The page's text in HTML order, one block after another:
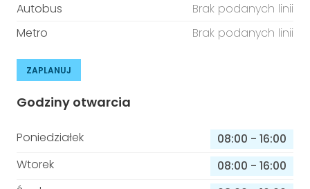
Autobus
Brak podanych linii
Metro
Brak podanych linii
ZAPLANUJ
Godziny otwarcia
Poniedziałek 08:00 - 16:00
Wtorek
08:00 - 16:00